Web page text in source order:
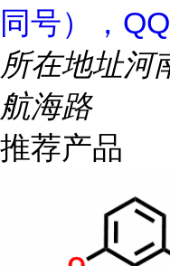
同号），
所在地址河
航海路
推荐产品